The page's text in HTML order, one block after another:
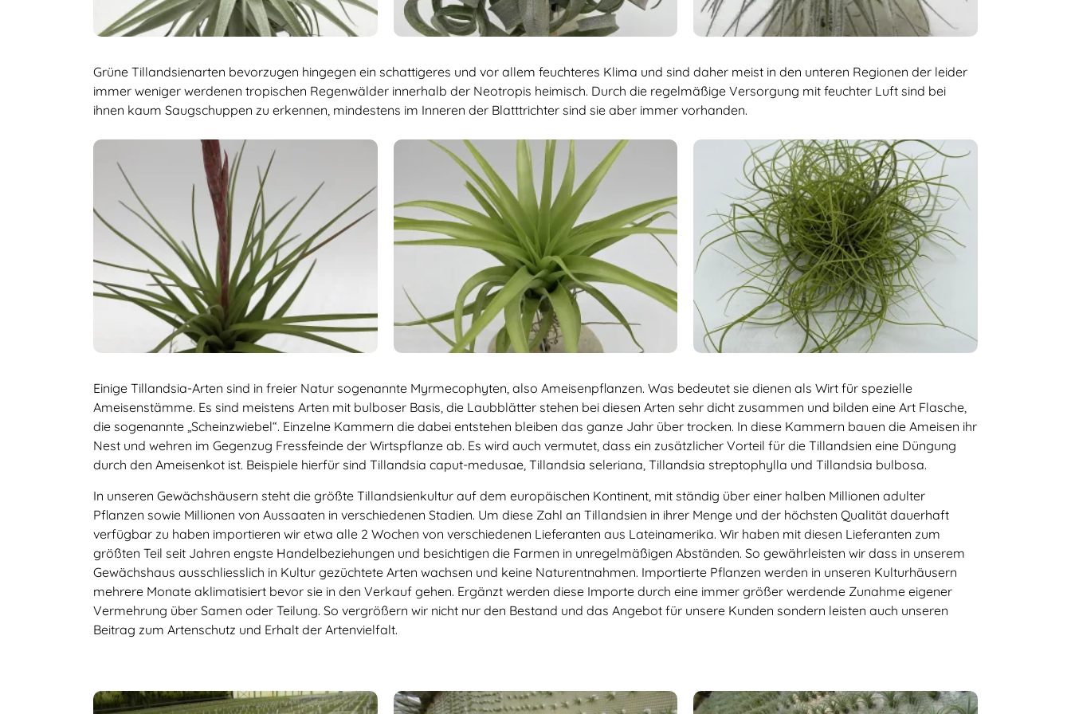
Grüne Tillandsienarten bevorzugen hingegen ein schattigeres und vor allem feuchteres Klima und sind daher meist in den unteren Regionen der leider
immer weniger werdenen tropischen Regenwälder innerhalb der Neotropis heimisch. Durch die regelmäßige Versorgung mit feuchter Luft sind bei
ihnen kaum Saugschuppen zu erkennen, mindestens im Inneren der Blatttrichter sind sie aber immer vorhanden.
Einige Tillandsia-Arten sind in freier Natur sogenannte Myrmecophyten, also Ameisenpflanzen. Was bedeutet sie dienen als Wirt für spezielle
Ameisenstämme. Es sind meistens Arten mit bulboser Basis, die Laubblätter stehen bei diesen Arten sehr dicht zusammen und bilden eine Art Flasche,
die sogenannte „Scheinzwiebel“. Einzelne Kammern die dabei entstehen bleiben das ganze Jahr über trocken. In diese Kammern bauen die Ameisen ihr
Nest und wehren im Gegenzug Fressfeinde der Wirtspflanze ab. Es wird auch vermutet, dass ein zusätzlicher Vorteil für die Tillandsien eine Düngung
durch den Ameisenkot ist. Beispiele hierfür sind Tillandsia caput-medusae, Tillandsia seleriana, Tillandsia streptophylla und Tillandsia bulbosa.
In unseren Gewächshäusern steht die größte Tillandsienkultur auf dem europäischen Kontinent, mit ständig über einer halben Millionen adulter
Pflanzen sowie Millionen von Aussaaten in verschiedenen Stadien. Um diese Zahl an Tillandsien in ihrer Menge und der höchsten Qualität dauerhaft
verfügbar zu haben importieren wir etwa alle 2 Wochen von verschiedenen Lieferanten aus Lateinamerika. Wir haben mit diesen Lieferanten zum
größten Teil seit Jahren engste Handelbeziehungen und besichtigen die Farmen in unregelmäßigen Abständen. So gewährleisten wir dass in unserem
Gewächshaus ausschliesslich in Kultur gezüchtete Arten wachsen und keine Naturentnahmen. Importierte Pflanzen werden in unseren Kulturhäusern
mehrere Monate aklimatisiert bevor sie in den Verkauf gehen. Ergänzt werden diese Importe durch eine immer größer werdende Zunahme eigener
Vermehrung über Samen oder Teilung. So vergrößern wir nicht nur den Bestand und das Angebot für unsere Kunden sondern leisten auch unseren
Beitrag zum Artenschutz und Erhalt der Artenvielfalt.